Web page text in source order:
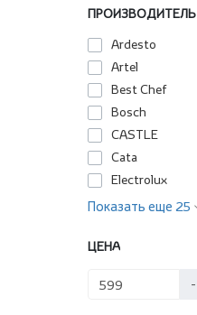
ПРОИЗВОДИТЕЛЬ
Ardesto
Artel
Best Chef
Bosch
CASTLE
Cata
Electrolux
Показать еще 25
ЦЕНА
-